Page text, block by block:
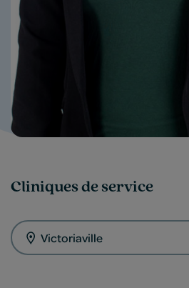
Cliniques de service
Victoriaville